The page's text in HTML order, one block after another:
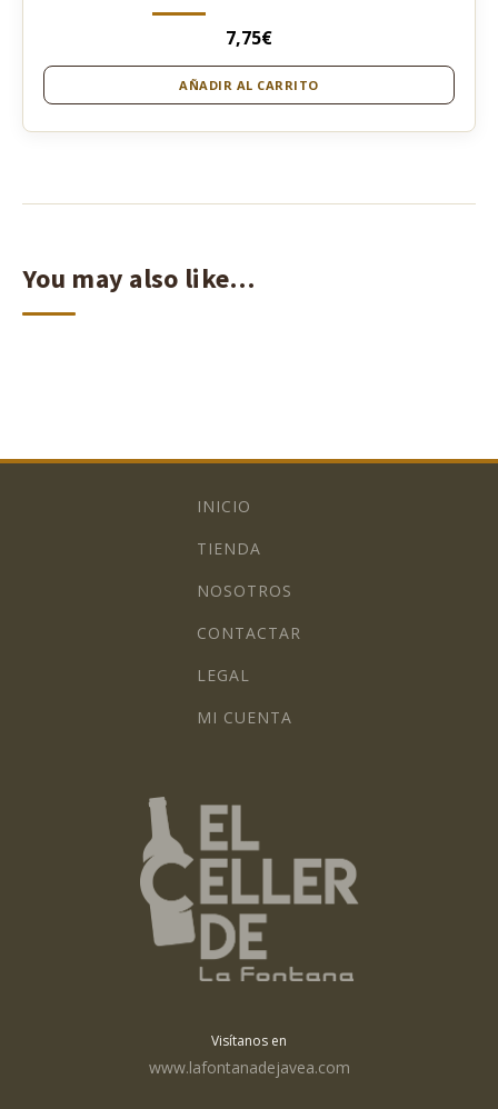
7,75€
AÑADIR AL CARRITO
You may also like…
INICIO
TIENDA
NOSOTROS
CONTACTAR
LEGAL
MI CUENTA
Visítanos en
www.lafontanadejavea.com